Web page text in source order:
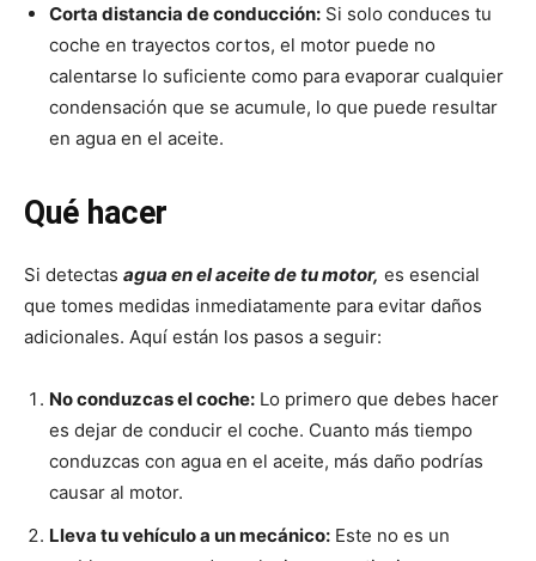
Corta distancia de conducción: Si solo conduces tu
coche en trayectos cortos, el motor puede no
calentarse lo suficiente como para evaporar cualquier
condensación que se acumule, lo que puede resultar
en agua en el aceite.
Qué hacer
Si detectas agua en el aceite de tu motor, es esencial
que tomes medidas inmediatamente para evitar daños
adicionales. Aquí están los pasos a seguir:
No conduzcas el coche: Lo primero que debes hacer
es dejar de conducir el coche. Cuanto más tiempo
conduzcas con agua en el aceite, más daño podrías
causar al motor.
Lleva tu vehículo a un mecánico: Este no es un